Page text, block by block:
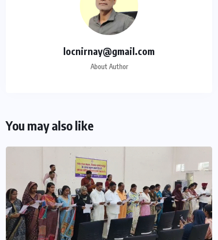
locnirnay@gmail.com
About Author
You may also like